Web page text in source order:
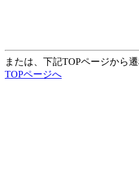
または、下記TOPページから
TOPページへ